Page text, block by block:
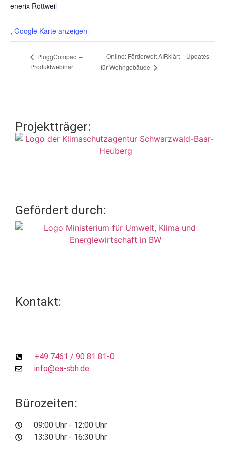
enerix Rottweil
, Google Karte anzeigen
PluggCompact –
Produktwebinar
Online: Förderwelt AIRklärt – Updates
für Wohngebäude
Projektträger:
Gefördert durch:
Kontakt:
+49 7461 / 90 81 81-0
info@ea-sbh.de
Bürozeiten:
09:00 Uhr - 12:00 Uhr
13:30 Uhr - 16:30 Uhr